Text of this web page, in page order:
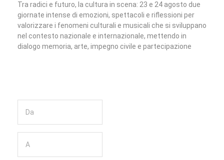
Tra radici e futuro, la cultura in scena: 23 e 24 agosto due
giornate intense di emozioni, spettacoli e riflessioni per
valorizzare i fenomeni culturali e musicali che si sviluppano
nel contesto nazionale e internazionale, mettendo in
dialogo memoria, arte, impegno civile e partecipazione